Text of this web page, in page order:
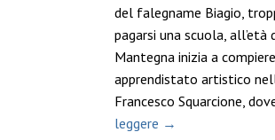
del falegname Biagio,
pagarsi una scuola, all’età
Mantegna inizia a
apprendistato artistico
Francesco Squarcione,
leggere →